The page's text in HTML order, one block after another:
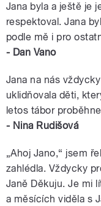
Jana byla a ještě je
respektoval. Jana
podle mě i pro
- Dan Vano
Jana na nás
uklidňovala děti,
letos tábor
- Nina Rudišová
„Ahoj Jano,“ jsem
zahlédla. Vždycky
Janě Děkuju. Je mi
a měsících viděla s